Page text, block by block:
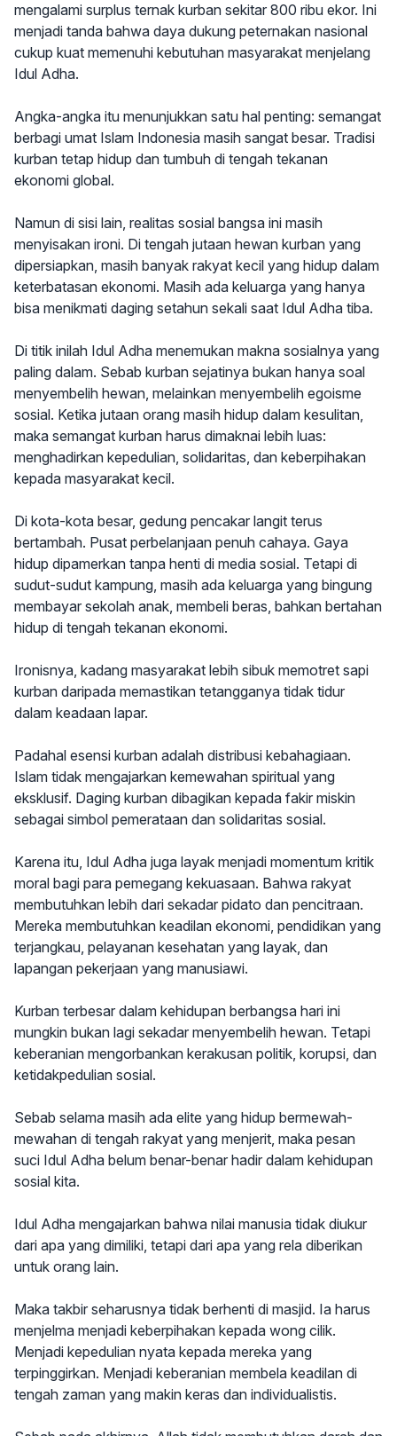
mengalami surplus ternak kurban sekitar 800 ribu ekor. Ini
menjadi tanda bahwa daya dukung peternakan nasional
cukup kuat memenuhi kebutuhan masyarakat menjelang
Idul Adha.
Angka-angka itu menunjukkan satu hal penting: semangat
berbagi umat Islam Indonesia masih sangat besar. Tradisi
kurban tetap hidup dan tumbuh di tengah tekanan
ekonomi global.
Namun di sisi lain, realitas sosial bangsa ini masih
menyisakan ironi. Di tengah jutaan hewan kurban yang
dipersiapkan, masih banyak rakyat kecil yang hidup dalam
keterbatasan ekonomi. Masih ada keluarga yang hanya
bisa menikmati daging setahun sekali saat Idul Adha tiba.
Di titik inilah Idul Adha menemukan makna sosialnya yang
paling dalam. Sebab kurban sejatinya bukan hanya soal
menyembelih hewan, melainkan menyembelih egoisme
sosial. Ketika jutaan orang masih hidup dalam kesulitan,
maka semangat kurban harus dimaknai lebih luas:
menghadirkan kepedulian, solidaritas, dan keberpihakan
kepada masyarakat kecil.
Di kota-kota besar, gedung pencakar langit terus
bertambah. Pusat perbelanjaan penuh cahaya. Gaya
hidup dipamerkan tanpa henti di media sosial. Tetapi di
sudut-sudut kampung, masih ada keluarga yang bingung
membayar sekolah anak, membeli beras, bahkan bertahan
hidup di tengah tekanan ekonomi.
Ironisnya, kadang masyarakat lebih sibuk memotret sapi
kurban daripada memastikan tetangganya tidak tidur
dalam keadaan lapar.
Padahal esensi kurban adalah distribusi kebahagiaan.
Islam tidak mengajarkan kemewahan spiritual yang
eksklusif. Daging kurban dibagikan kepada fakir miskin
sebagai simbol pemerataan dan solidaritas sosial.
Karena itu, Idul Adha juga layak menjadi momentum kritik
moral bagi para pemegang kekuasaan. Bahwa rakyat
membutuhkan lebih dari sekadar pidato dan pencitraan.
Mereka membutuhkan keadilan ekonomi, pendidikan yang
terjangkau, pelayanan kesehatan yang layak, dan
lapangan pekerjaan yang manusiawi.
Kurban terbesar dalam kehidupan berbangsa hari ini
mungkin bukan lagi sekadar menyembelih hewan. Tetapi
keberanian mengorbankan kerakusan politik, korupsi, dan
ketidakpedulian sosial.
Sebab selama masih ada elite yang hidup bermewah-
mewahan di tengah rakyat yang menjerit, maka pesan
suci Idul Adha belum benar-benar hadir dalam kehidupan
sosial kita.
Idul Adha mengajarkan bahwa nilai manusia tidak diukur
dari apa yang dimiliki, tetapi dari apa yang rela diberikan
untuk orang lain.
Maka takbir seharusnya tidak berhenti di masjid. Ia harus
menjelma menjadi keberpihakan kepada wong cilik.
Menjadi kepedulian nyata kepada mereka yang
terpinggirkan. Menjadi keberanian membela keadilan di
tengah zaman yang makin keras dan individualistis.